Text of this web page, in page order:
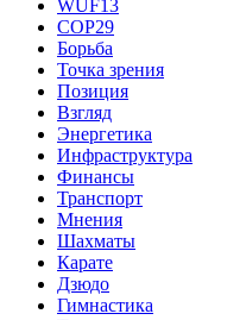
WUF13
COP29
Борьба
Точка зрения
Позиция
Взгляд
Энергетика
Инфраструктура
Финансы
Транспорт
Мнения
Шахматы
Карате
Дзюдо
Гимнастика